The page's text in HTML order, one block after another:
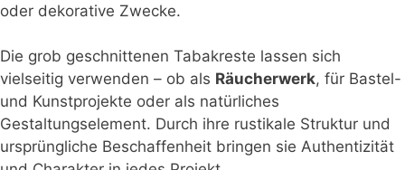
oder dekorative Zwecke.
Die grob geschnittenen Tabakreste lassen sich
vielseitig verwenden – ob als Räucherwerk, für Bastel-
und Kunstprojekte oder als natürliches
Gestaltungselement. Durch ihre rustikale Struktur und
ursprüngliche Beschaffenheit bringen sie Authentizität